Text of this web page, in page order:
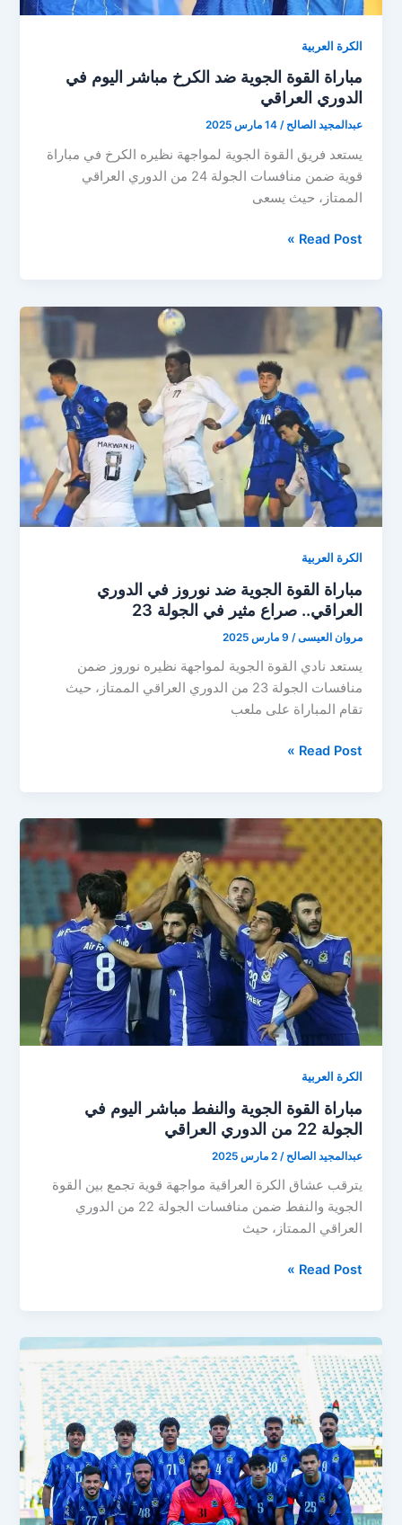
الكرة العربية
مباراة القوة الجوية ضد الكرخ مباشر اليوم في
الدوري العراقي
عبدالمجيد الصالح/14 مارس 2025
يستعد فريق القوة الجوية لمواجهة نظيره الكرخ في مباراة
قوية ضمن منافسات الجولة 24 من الدوري العراقي
الممتاز، حيث يسعى
مباراة
ضد
الكرخ
مباشر
اليوم
في
الدوري
العراقي
Read Post »
الكرة العربية
مباراة القوة الجوية ضد نوروز في الدوري
العراقي.. صراع مثير في الجولة 23
مروان العيسى/ 9 مارس 2025
يستعد نادي القوة الجوية لمواجهة نظيره نوروز ضمن
منافسات الجولة 23 من الدوري العراقي الممتاز، حيث
تقام المباراة على ملعب
مباراة
ضد
نوروز
في
الدوري
العراقي..
صراع
مثير
في
الجولة
23
Read Post »
الكرة العربية
مباراة القوة الجوية والنفط مباشر اليوم في
الجولة 22 من الدوري العراقي
عبدالمجيد الصالح/2 مارس 2025
يترقب عشاق الكرة العراقية مواجهة قوية تجمع بين القوة
الجوية والنفط ضمن منافسات الجولة 22 من الدوري
العراقي الممتاز، حيث
مباراة
والنفط
مباشر
اليوم
في
الجولة
22
من
الدوري
العراقي
Read Post »